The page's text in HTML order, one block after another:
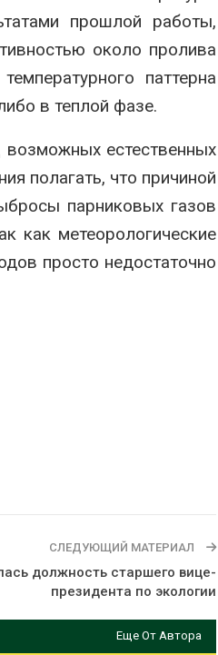
прошлой работы,
около пролива
паттерна
в теплой фазе.
возможных естественных
полагать, что причиной
парниковых газов
как метеорологические
просто недостаточно
СЛЕДУЮЩИЙ МАТЕРИАЛ
должность старшего вице-
президента по экологии
Еще От Автора